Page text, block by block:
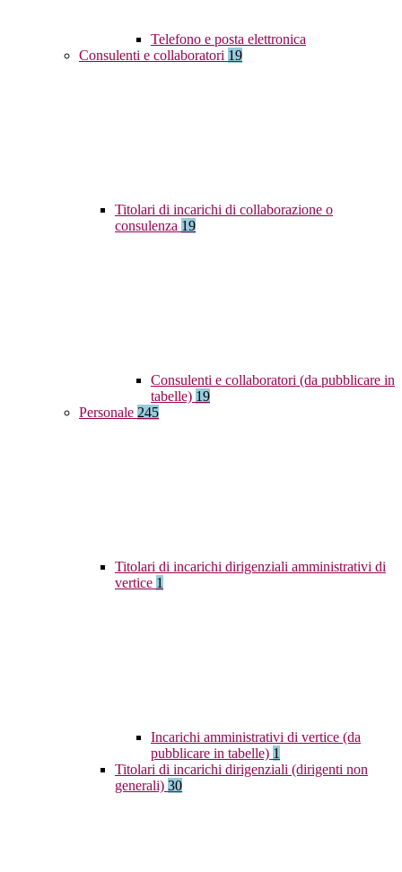
Telefono e posta elettronica
Consulenti e collaboratori 19
Titolari di incarichi di collaborazione o
consulenza 19
Consulenti e collaboratori (da pubblicare in
tabelle) 19
Personale 245
Titolari di incarichi dirigenziali amministrativi di
vertice 1
Incarichi amministrativi di vertice (da
pubblicare in tabelle) 1
Titolari di incarichi dirigenziali (dirigenti non
generali) 30